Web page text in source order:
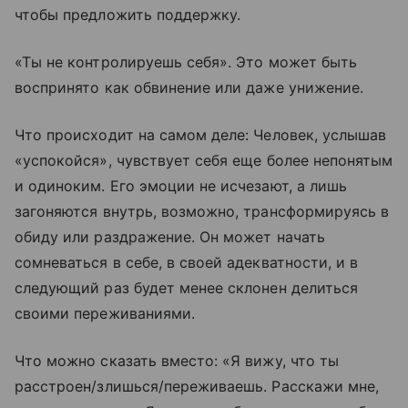
чтобы предложить поддержку.
«Ты не контролируешь себя». Это может быть
воспринято как обвинение или даже унижение.
Что происходит на самом деле: Человек, услышав
«успокойся», чувствует себя еще более непонятым
и одиноким. Его эмоции не исчезают, а лишь
загоняются внутрь, возможно, трансформируясь в
обиду или раздражение. Он может начать
сомневаться в себе, в своей адекватности, и в
следующий раз будет менее склонен делиться
своими переживаниями.
Что можно сказать вместо: «Я вижу, что ты
расстроен/злишься/переживаешь. Расскажи мне,